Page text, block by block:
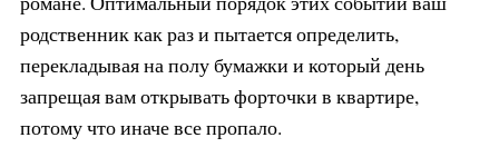
родственник как раз и пытается определить,
перекладывая на полу бумажки и который день
запрещая вам открывать форточки в квартире,
потому что иначе все пропало.